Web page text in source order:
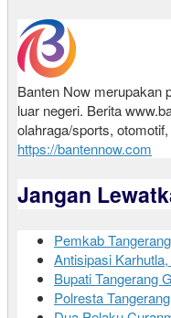
Banten Now merupakan
luar negeri. Berita
olahraga/sports,
https://bantennow.com
Jangan
Pemkab
Antisipasi
Bupati Tangerang
Polresta